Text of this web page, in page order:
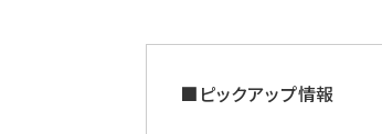
■ピックアップ情報